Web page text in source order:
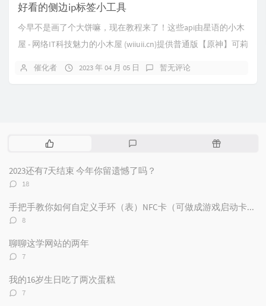
好看的侧边ip标签小工具
今早不是画了个大饼嘛，现在教程来了！这些api由星语的小木
屋 - 网络IT科技魅力的小木屋 (wiiuii.cn)提供普通版【原神】可莉
催化者 2023 年 04 月 05 日 暂无评论
热
文
评
随
2023还有7天结束 今年你留遗憾了吗？
评
数：
18
手把手教你如何自定义手环（表）NFC卡（可做成游戏启动卡和电子名片）
评
数：
8
聊聊这学网站的两年
评
数：
7
我的16岁生日吃了两次蛋糕
评
7